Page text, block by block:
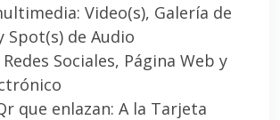
Video(s), Galería de
Spot(s) de Audio
Redes Sociales, Página Web y
que enlazan: A la Tarjeta